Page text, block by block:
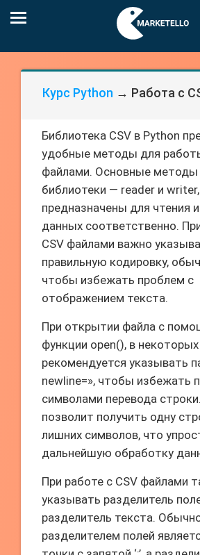
Курс Python → Работа с
Библиотека CSV в Python
удобные методы для
файлами. Основные методы
библиотеки — reader и writer,
предназначены для чтения
данных соответственно.
CSV файлами важно
правильную кодировку,
чтобы избежать проблем с
отображением текста.
При открытии файла с
функции open(), в некоторых
рекомендуется указывать
newline=», чтобы избежать
символами перевода
позволит получить одну
лишних символов, что
дальнейшую обработку
При работе с CSV файлами
указывать разделитель
разделитель текста.
разделителем полей